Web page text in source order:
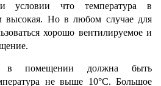
условии что температура в
Но в любом случае для
хорошо вентилируемое и
в помещении должна быть
не выше 10°С. Большое